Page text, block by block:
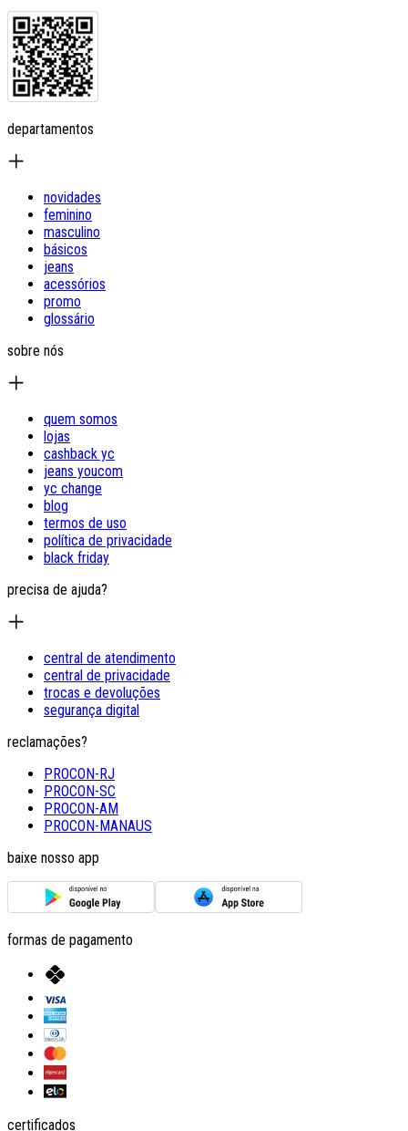
departamentos
novidades
feminino
masculino
básicos
jeans
acessórios
promo
glossário
sobre nós
quem somos
lojas
cashback yc
jeans youcom
yc change
blog
termos de uso
política de privacidade
black friday
precisa de ajuda?
central de atendimento
central de privacidade
trocas e devoluções
segurança digital
reclamações?
PROCON-RJ
PROCON-SC
PROCON-AM
PROCON-MANAUS
baixe nosso app
formas de pagamento
certificados